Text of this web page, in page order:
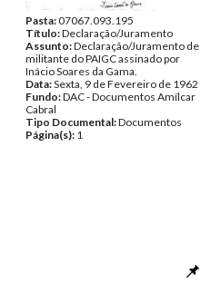
Pasta:07067.093.195
Título:Declaração/Juramento
Assunto:Declaração/Juramento de
militante do PAIGC assinado por
Inácio Soares da Gama.
Data:Sexta, 9 de Fevereiro de 1962
Fundo:DAC - Documentos Amílcar
Cabral
Tipo Documental:Documentos
Página(s): 1